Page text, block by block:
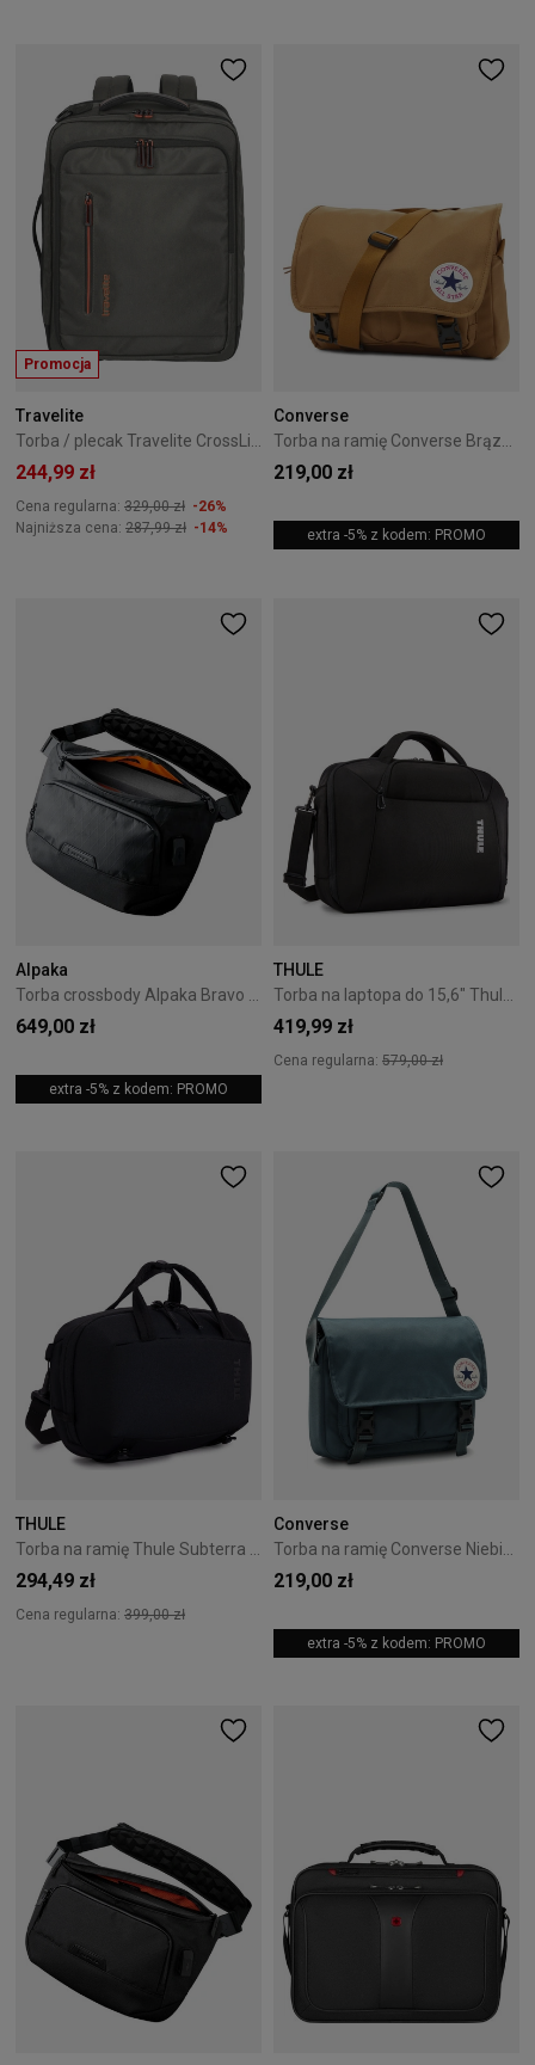
Promocja
Travelite
244,99 zł
Cena regularna: 329,00 zł -26%
Najniższa cena: 287,99 zł -14%
Converse
219,00 zł
extra -5% z kodem: PROMO
Alpaka
Torba crossbody Alpaka Bravo Sling Max V2 - Black
649,00 zł
extra -5% z kodem: PROMO
THULE
Torba na laptopa do 15,6" Thule Accent 17L Black
419,99 zł
Cena regularna: 579,00 zł
THULE
294,49 zł
Cena regularna: 399,00 zł
Converse
219,00 zł
extra -5% z kodem: PROMO